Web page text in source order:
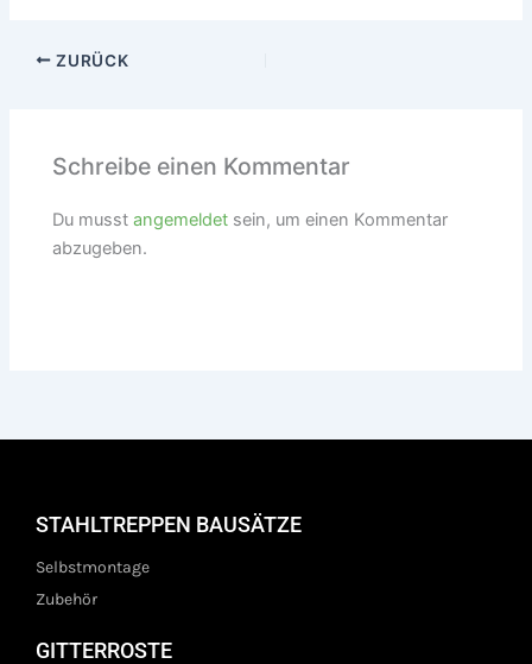
ZURÜCK
Schreibe einen Kommentar
Du musstangemeldet sein, um einen Kommentar
abzugeben.
STAHLTREPPEN BAUSÄTZE
Selbstmontage
Zubehör
GITTERROSTE